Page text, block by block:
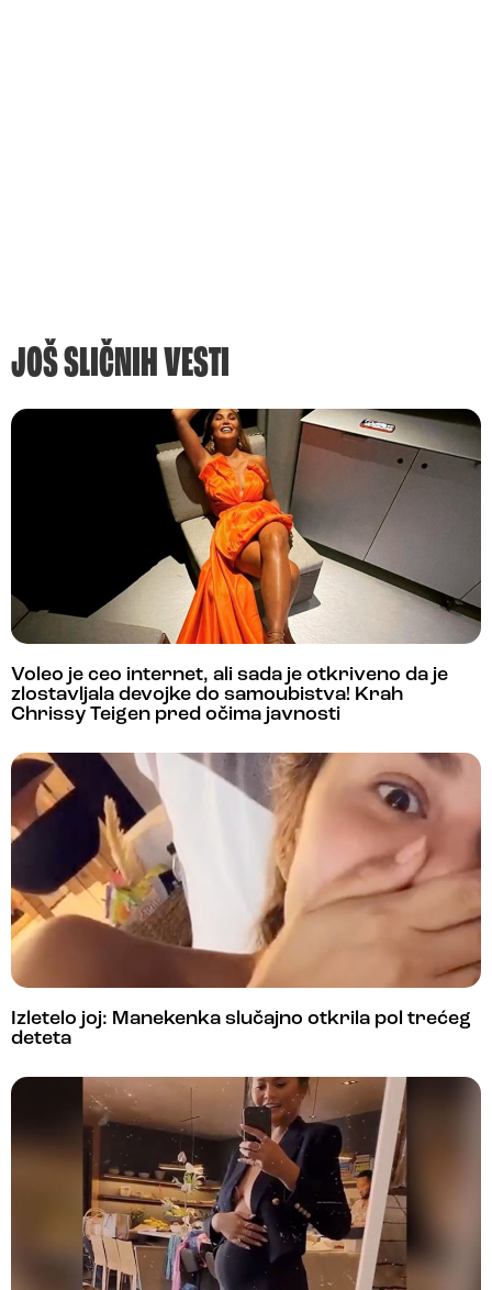
JOŠ SLIČNIH VESTI
Voleo je ceo internet, ali sada je otkriveno da je
zlostavljala devojke do samoubistva! Krah
Chrissy Teigen pred očima javnosti
Izletelo joj: Manekenka slučajno otkrila pol trećeg
deteta